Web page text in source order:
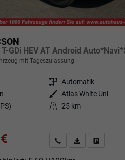
mit Tageszulassung
Getriebe Automatik
Außenfarbe Atlas White Uni
Kilometerstand 25 km
Angebot anfordern
Fahrzeugexpose